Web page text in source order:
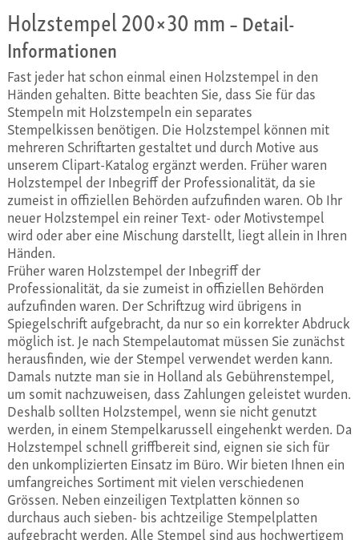
Holzstempel 200×30 mm– Detail-
Informationen
Fast jeder hat schon einmal einen Holzstempel in den
Händen gehalten. Bitte beachten Sie, dass Sie für das
Stempeln mit Holzstempeln ein separates
Stempelkissen benötigen. Die Holzstempel können mit
mehreren Schriftarten gestaltet und durch Motive aus
unserem Clipart-Katalog ergänzt werden. Früher waren
Holzstempel der Inbegriff der Professionalität, da sie
zumeist in offiziellen Behörden aufzufinden waren. Ob Ihr
neuer Holzstempel ein reiner Text- oder Motivstempel
wird oder aber eine Mischung darstellt, liegt allein in Ihren
Händen.
Früher waren Holzstempel der Inbegriff der
Professionalität, da sie zumeist in offiziellen Behörden
aufzufinden waren. Der Schriftzug wird übrigens in
Spiegelschrift aufgebracht, da nur so ein korrekter Abdruck
möglich ist. Je nach Stempelautomat müssen Sie zunächst
herausfinden, wie der Stempel verwendet werden kann.
Damals nutzte man sie in Holland als Gebührenstempel,
um somit nachzuweisen, dass Zahlungen geleistet wurden.
Deshalb sollten Holzstempel, wenn sie nicht genutzt
werden, in einem Stempelkarussell eingehenkt werden. Da
Holzstempel schnell griffbereit sind, eignen sie sich für
den unkomplizierten Einsatz im Büro. Wir bieten Ihnen ein
umfangreiches Sortiment mit vielen verschiedenen
Grössen. Neben einzeiligen Textplatten können so
durchaus auch sieben- bis achtzeilige Stempelplatten
aufgebracht werden. Alle Stempel sind aus hochwertigem